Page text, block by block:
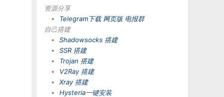
资源分享
Telegram下载 网页版 电报群
自己搭建
Shadowsocks 搭建
SSR 搭建
Trojan 搭建
V2Ray 搭建
Xray 搭建
Hysteria一键安装